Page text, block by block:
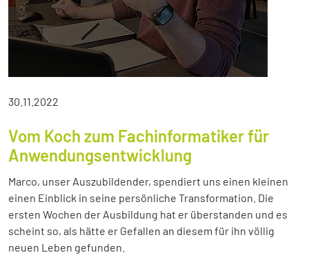
30.11.2022
Vom Koch zum Fachinformatiker für
Anwendungsentwicklung
Marco, unser Auszubildender, spendiert uns einen kleinen
einen Einblick in seine persönliche Transformation. Die
ersten Wochen der Ausbildung hat er überstanden und es
scheint so, als hätte er Gefallen an diesem für ihn völlig
neuen Leben gefunden.